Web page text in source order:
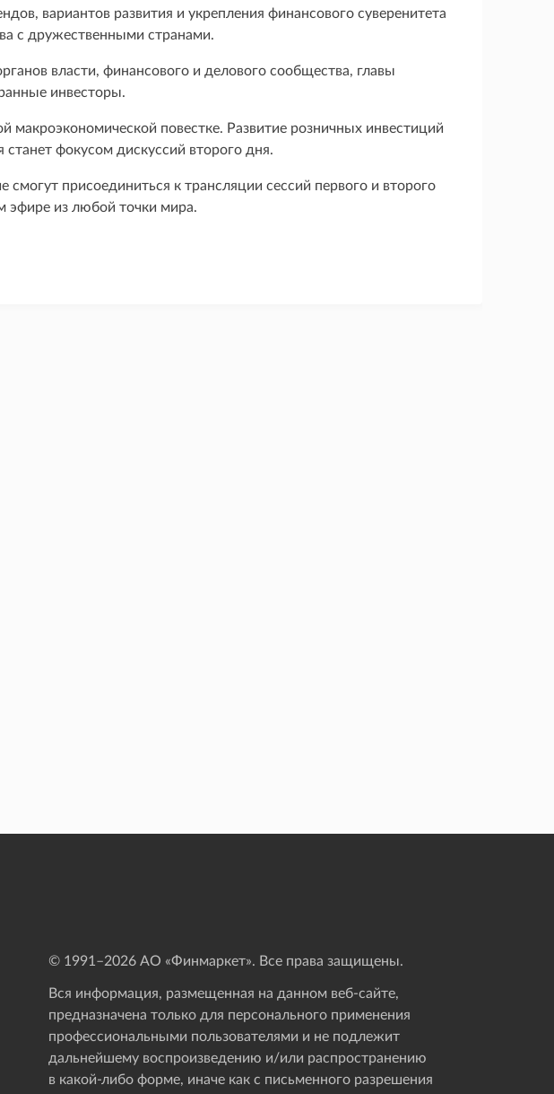
вариантов развития и укрепления финансового суверенитета
с дружественными странами.
власти, финансового и делового сообщества, главы
инвесторы.
макроэкономической повестке. Развитие розничных инвестиций
фокусом дискуссий второго дня.
присоединиться к трансляции сессий первого и второго
эфире из любой точки мира.
© 1991–2026АО «Финмаркет». Все права защищены.
Вся информация, размещенная на данном веб-сайте,
предназначена только для персонального применения
профессиональными пользователями и не подлежит
дальнейшему воспроизведению и/или распространению
в какой-либо форме, иначе как с письменного разрешения